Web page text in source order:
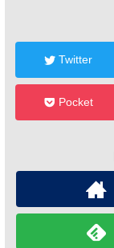
Twitter
Pocket